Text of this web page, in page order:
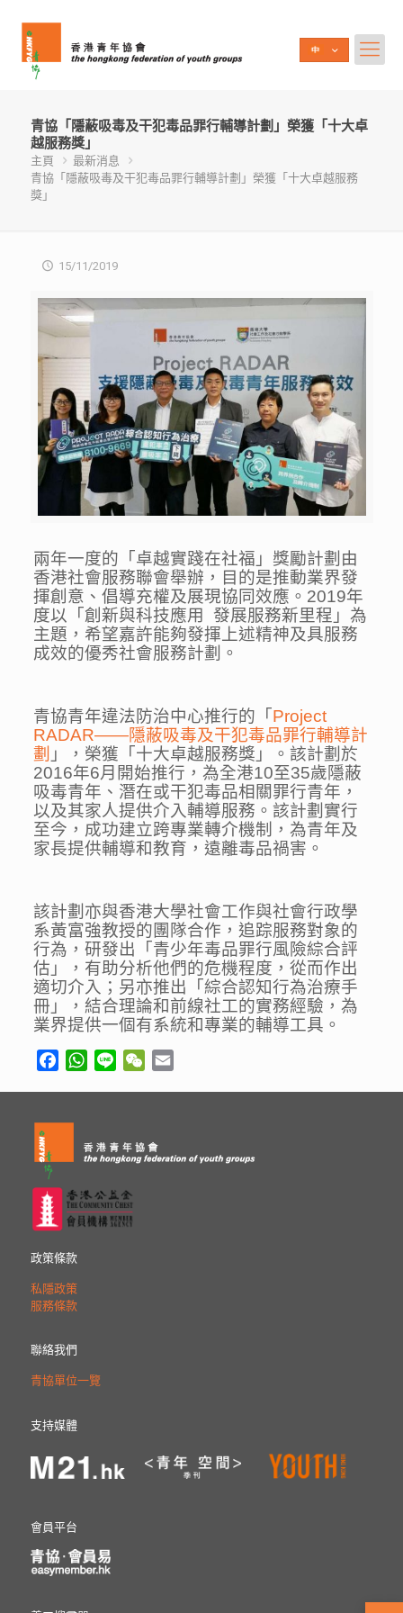
青協「隱蔽吸毒及干犯毒品罪行輔導計劃」榮獲「十大卓
越服務獎」
主頁
最新消息
青協「隱蔽吸毒及干犯毒品罪行輔導計劃」榮獲「十大卓越服務
獎」
15/11/2019
兩年一度的「卓越實踐在社福」獎勵計劃由
香港社會服務聯會舉辦，目的是推動業界發
揮創意、倡導充權及展現協同效應。2019年
度以「創新與科技應用 發展服務新里程」為
主題，希望嘉許能夠發揮上述精神及具服務
成效的優秀社會服務計劃。
青協青年違法防治中心推行的「 Project
RADAR——隱蔽吸毒及干犯毒品罪行輔導計
劃 」，榮獲「十大卓越服務獎」。該計劃於
2016年6月開始推行，為全港10至35歲隱蔽
吸毒青年、潛在或干犯毒品相關罪行青年，
以及其家人提供介入輔導服務。該計劃實行
至今，成功建立跨專業轉介機制，為青年及
家長提供輔導和教育，遠離毒品禍害。
該計劃亦與香港大學社會工作與社會行政學
系黃富強教授的團隊合作，追踪服務對象的
行為，研發出「青少年毒品罪行風險綜合評
估」，有助分析他們的危機程度，從而作出
適切介入；另亦推出「綜合認知行為治療手
冊」，結合理論和前線社工的實務經驗，為
業界提供一個有系統和專業的輔導工具。
FacebookWhatsApp
Line WeChat
政策條款
私隱政策
服務條款
聯絡我們
青協單位一覽
支持媒體
會員平台